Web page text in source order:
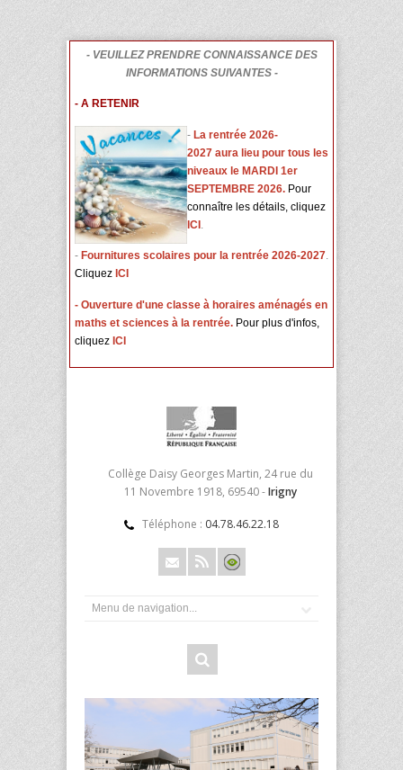
- VEUILLEZ PRENDRE CONNAISSANCE DES
INFORMATIONS SUIVANTES -
- A RETENIR
- La rentrée 2026-
2027 aura lieu pour tous les
niveaux le MARDI 1er
SEPTEMBRE 2026. Pour
connaître les détails, cliquez
ICI
- Fournitures scolaires pour la rentrée 2026-2027.
Cliquez ICI
- Ouverture d'une classe à horaires aménagés en
maths et sciences à la rentrée. Pour plus d'infos,
cliquez ICI
Collège Daisy Georges Martin, 24 rue du
11 Novembre 1918, 69540 -Irigny
Téléphone : 04.78.46.22.18